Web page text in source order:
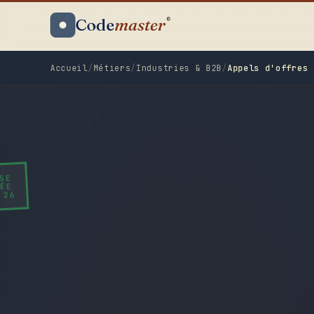
Codemaster®
Accueil/ Métiers/ Industries & B2B /Appels d'offres
EN COURS